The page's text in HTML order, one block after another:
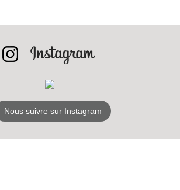
RECEVEZ
LES
BONS PLANS
Nous suivre sur Instagram